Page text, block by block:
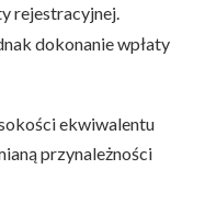
rejestracyjnej.
dokonanie wpłaty
ekwiwalentu
przynależności